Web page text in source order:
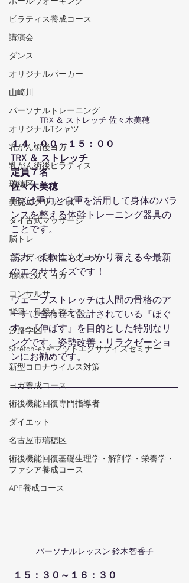
ピラティス養成コース
講演会
ダンス
オリジナルパーカー
山崎川
パーソナルトレーニング
オリジナルTシャツ
乳がん術後ヨガ
乳がん術後ピラティス
瑞穂区
美尻エクササイズ
タイ古式マッサージ
脳トレ
コンディショニングヨガ
地味に効くヨガ
コンサルサ
背骨・骨盤を整える
汐路学区
Stretch-eze®マットエクササイズセミナー
新型コロナウイルス対策
ヨガ養成コース
術後機能回復専門指導者
ダイエット
名古屋市瑞穂区
術後機能回復基礎生理学・解剖学・栄養学・
ファシア養成コース
APF養成コース
TRX ＆ ストレッチ 佐々木美穂
１４：００～１５：００
TRX ＆ ストレッチ
定員７名
佐々木美穂
TRXは重力と自重を活用して身体のバラ
ンスを整える体幹トレーニング器具の
ことです。
筋力、柔軟性もしっかり養える今最新
のエクササイズです！
ウェーブストレッチは人間の骨格のア
ーチに合わせて設計されている『ほぐ
す』『伸ばす』を目的とした特別なリ
ングです。姿勢改善・リラクゼーショ
ンにお勧めです。
パーソナルレッスン 鈴木智香子
１５：３０～１６：３０